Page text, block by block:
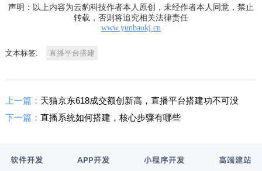
声明：以上内容为云豹科技作者本人原创，未经作者本人同意，禁止
转载，否则将追究相关法律责任
www.yunbaokj.cn
文本标签: 直播平台搭建
上一篇： 天猫京东618成交额创新高，直播平台搭建功不可没
下一篇： 直播系统如何搭建，核心步骤有哪些
软件开发 APP开发 小程序开发 高端建站